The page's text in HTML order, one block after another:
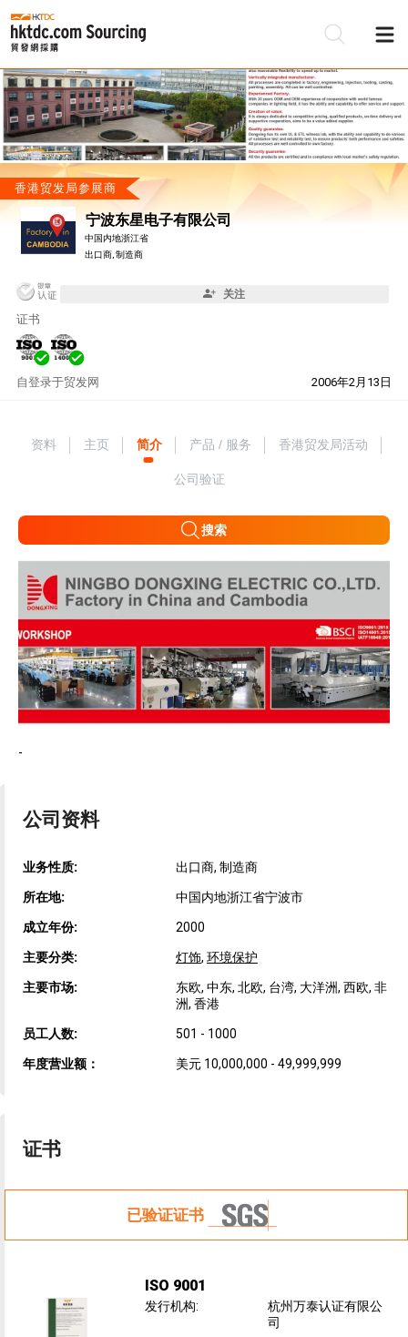
香港贸发局参展商
宁波东星电子有限公司
中国内地浙江省
出口商, 制造商
关注
证书
自 2006年2月13日
登录于贸发网
资料 主页 简介 产品 / 服务 香港贸发局活动
公司验证
搜索
-
公司资料
业务性质: 出口商, 制造商
所在地: 中国内地浙江省宁波市
成立年份: 2000
主要分类: 灯饰, 环境保护
主要市场:
东欧, 中东, 北欧, 台湾, 大洋洲, 西欧, 非
洲, 香港
员工人数: 501 - 1000
年度营业额： 美元 10,000,000 - 49,999,999
证书
已验证证书
ISO 9001
发行机构:
杭州万泰认证有限公
司